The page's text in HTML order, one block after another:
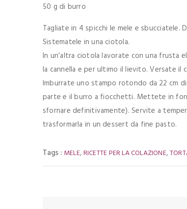
50 g di burro
Tagliate in 4 spicchi le mele e
Sistematele in una ciotola.
In un’altra ciotola lavorate con una frusta
la cannella e per ultimo il lievito. Versate il
Imburrate uno stampo rotondo da 22 cm
parte e il burro a fiocchetti. Mettete in
sfornare definitivamente). Servite a
trasformarla in un dessert da fine pasto.
Tags : MELE,RICETTE PER LA COLAZIONE,